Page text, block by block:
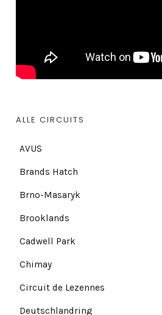
ALLE CIRCUITS
AVUS
Brands Hatch
Brno-Masaryk
Brooklands
Cadwell Park
Chimay
Circuit de Lezennes
Deutschlandring